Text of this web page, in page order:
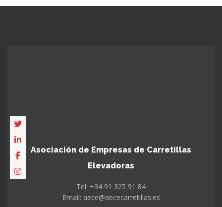
Asociación de Empresas de Carretillas
Elevadoras
Tel: +34 91 325 91 84
Email: aece@aececarretillas.es